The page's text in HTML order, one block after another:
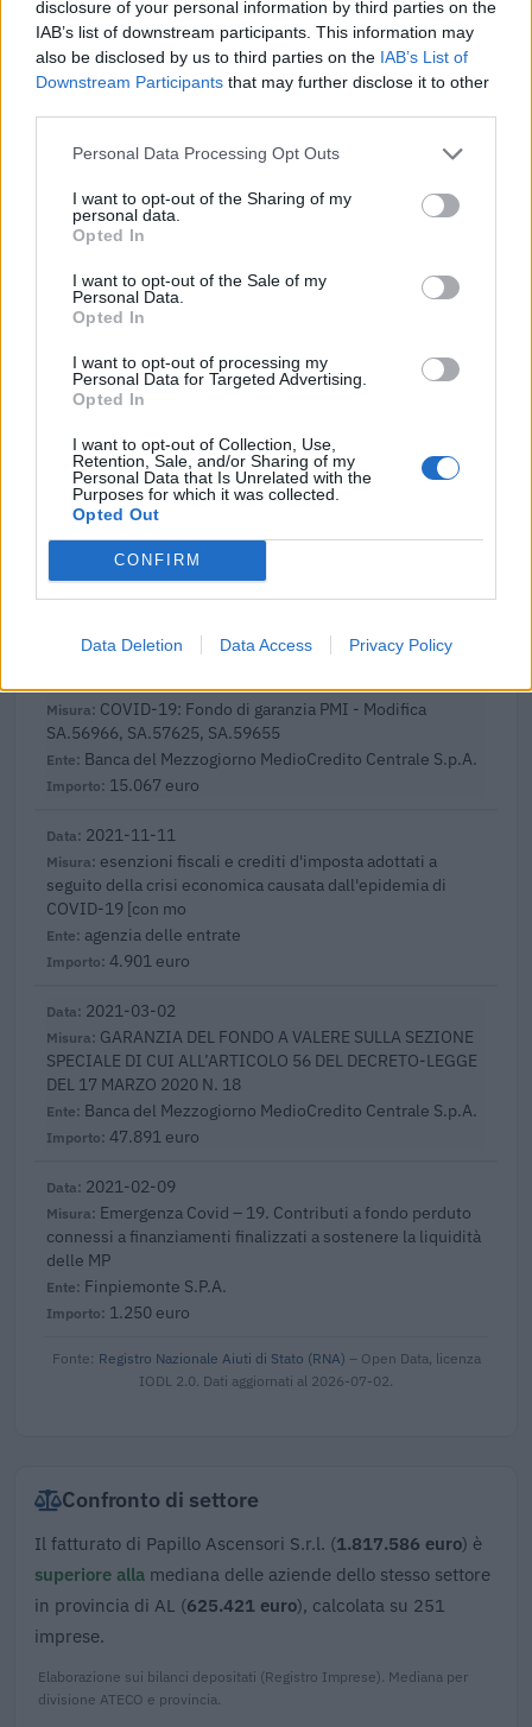
disclosure of your personal information by third parties on the
IAB’s list of downstream participants. This information may
also be disclosed by us to third parties on the IAB’s List of
Downstream Participants that may further disclose it to other
Personal Data Processing Opt Outs
I want to opt-out of the Sharing of my
personal data.
Opted In
I want to opt-out of the Sale of my
Personal Data.
Opted In
I want to opt-out of processing my
Personal Data for Targeted Advertising.
Opted In
I want to opt-out of Collection, Use,
Retention, Sale, and/or Sharing of my
Personal Data that Is Unrelated with the
Purposes for which it was collected.
Opted Out
CONFIRM
Data Deletion Data Access Privacy Policy
2023-06-27
Fondo di garanzia per le piccole e medie imprese
Banca del Mezzogiorno MedioCredito Centrale S.p.A.
2023-05-30
della decisione SA. 62668 e decisione C(2022) 171 final)
SA 101076)
2.000 euro
2023-03-28
esenzioni fiscali e crediti d'imposta adottati a
seguito della crisi economica causata dall'epidemia di
COVID-19 [con mo
6.821 euro
2021-12-21
SPECIALE DI CUI ALL’ARTICOLO 56 DEL DECRETO-LEGGE
DEL 17 MARZO 2020 N. 18
Banca del Mezzogiorno MedioCredito Centrale S.p.A.
COVID-19: Fondo di garanzia PMI - Modifica
SA.56966, SA.57625, SA.59655
Banca del Mezzogiorno MedioCredito Centrale S.p.A.
15.067 euro
2021-11-11
esenzioni fiscali e crediti d'imposta adottati a
seguito della crisi economica causata dall'epidemia di
COVID-19 [con mo
agenzia delle entrate
4.901 euro
2021-03-02
GARANZIA DEL FONDO A VALERE SULLA SEZIONE
SPECIALE DI CUI ALL’ARTICOLO 56 DEL DECRETO-LEGGE
DEL 17 MARZO 2020 N. 18
Banca del Mezzogiorno MedioCredito Centrale S.p.A.
47.891 euro
2021-02-09
Emergenza Covid – 19. Contributi a fondo perduto
connessi a finanziamenti finalizzati a sostenere la liquidità
delle MP
Finpiemonte S.P.A.
1.250 euro
Fonte: Registro Nazionale Aiuti di Stato (RNA) – Open Data, licenza
IODL 2.0. Dati aggiornati al 2026-07-02.
Confronto di settore
Il fatturato di Papillo Ascensori S.r.l. (1.817.586 euro) è
superiore alla mediana delle aziende dello stesso settore
in provincia di AL (625.421 euro), calcolata su 251
imprese.
Elaborazione sui bilanci depositati (Registro Imprese). Mediana per
divisione ATECO e provincia.